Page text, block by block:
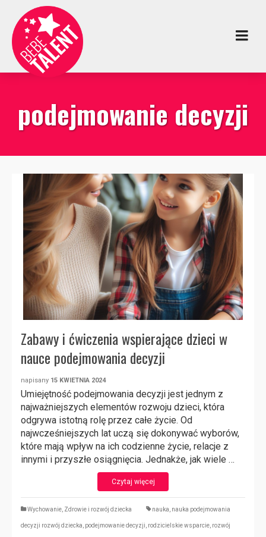
podejmowanie decyzji
Zabawy i ćwiczenia wspierające dzieci w
nauce podejmowania decyzji
napisany 15 KWIETNIA 2024
Umiejętność podejmowania decyzji jest jednym z
najważniejszych elementów rozwoju dzieci, która
odgrywa istotną rolę przez całe życie. Od
najwcześniejszych lat uczą się dokonywać wyborów,
które mają wpływ na ich codzienne życie, relacje z
innymi i przyszłe osiągnięcia. Jednakże, jak wiele …
Czytaj więcej
Wychowanie Zdrowie i rozwój dziecka nauka nauka podejmowania
decyzji rozwój dziecka podejmowanie decyzji rodzicielskie wsparcie rozwój